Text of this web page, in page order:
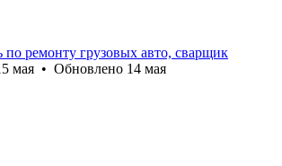
по ремонту грузовых авто, сварщик
мая • Обновлено 14 мая